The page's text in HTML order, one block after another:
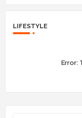
LIFESTYLE
Error: